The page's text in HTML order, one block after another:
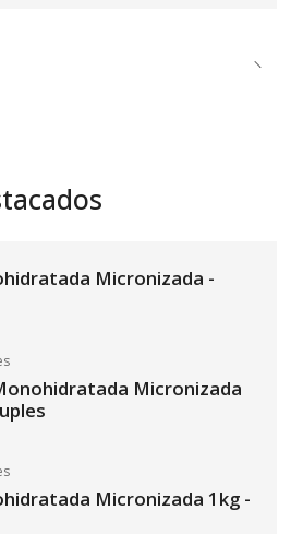
Micronizada -
Micronizada
Micronizada 1kg -